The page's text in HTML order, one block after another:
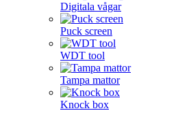
Digitala vågar
Puck screen
WDT tool
Tampa mattor
Knock box